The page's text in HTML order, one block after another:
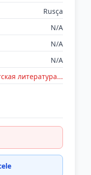
Rusça
N/A
N/A
N/A
литератураㅤㅤㅤ...